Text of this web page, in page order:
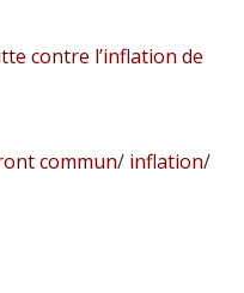
contre l’inflation de
commun/ inflation/